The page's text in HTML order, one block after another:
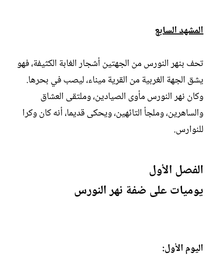
المشهد السابع
تحف بنهر النورس من الجهتين أشجار الغابة الكثيفة، فهو
يشق الجهة الغربية من القرية ميناء، ليصب في بحرها.
وكان نهر النورس مأوى الصيادين، وملتقى العشاق
والساهرين، وملجأ التائهين، ويحكى قديما، أنه كان وكرا
للنوارس.
الفصل الأول
يوميات على ضفة نهر النورس
اليوم الأول: